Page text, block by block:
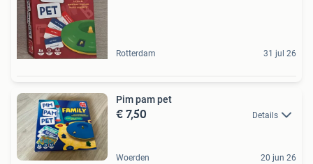
Rotterdam 31 jul 26
Pim pam pet
€ 7,50 Details
Woerden 20 jun 26